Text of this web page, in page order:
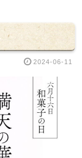
2024-06-11